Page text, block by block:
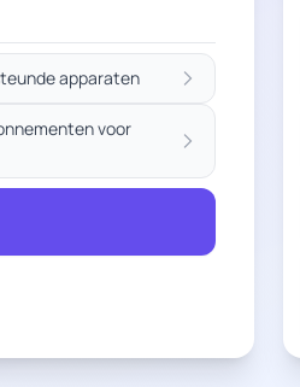
apparaten
voor